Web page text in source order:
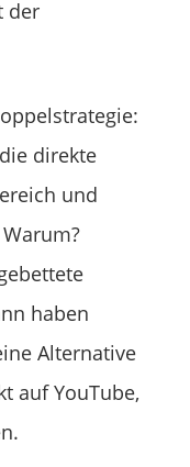
der
direkte
und
haben
Alternative
auf YouTube,